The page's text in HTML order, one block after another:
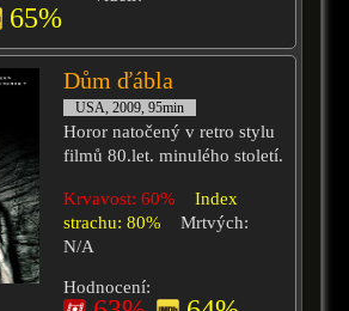
65%
Dům ďábla
USA, 2009, 95min
Horor natočený v retro stylu
filmů 80.let. minulého století.
Krvavost: 60%
Index
strachu: 80%
Mrtvých:
N/A
Hodnocení: